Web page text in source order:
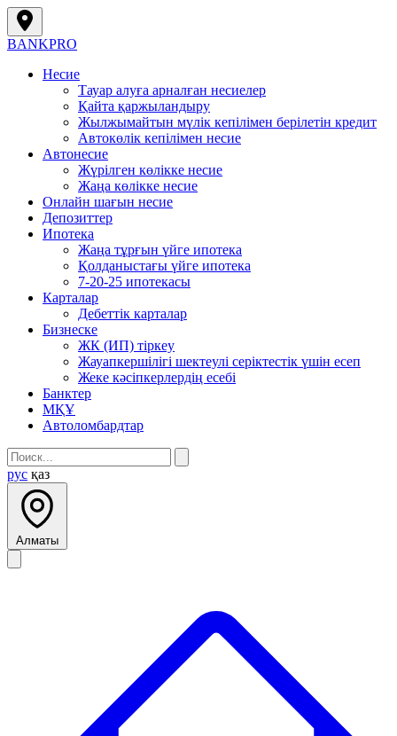
BANKPRO
Несие
Тауар алуға арналған несиелер
Қайта қаржыландыру
Жылжымайтын мүлік кепілімен берілетін кредит
Автокөлік кепілімен несие
Автонесие
Жүрілген көлікке несие
Жаңа көлікке несие
Онлайн шағын несие
Депозиттер
Ипотека
Жаңа тұрғын үйге ипотека
Қолданыстағы үйге ипотека
7-20-25 ипотекасы
Карталар
Дебеттік карталар
Бизнеске
ЖК (ИП) тіркеу
Жауапкершілігі шектеулі серіктестік үшін есеп
Жеке кәсіпкерлердің есебі
Банктер
МҚҰ
Автоломбардтар
рус қаз
Алматы